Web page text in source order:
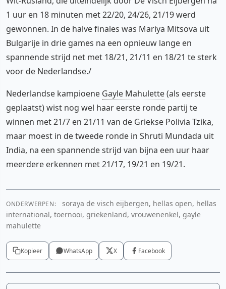
1 uur en 18 minuten met 22/20, 24/26, 21/19 werd
gewonnen. In de halve finales was Mariya Mitsova uit
Bulgarije in drie games na een opnieuw lange en
spannende strijd net met 18/21, 21/11 en 18/21 te sterk
voor de Nederlandse./
Nederlandse kampioene Gayle Mahulette(als eerste
geplaatst) wist nog wel haar eerste ronde partij te
winnen met 21/7 en 21/11 van de Griekse Polivia Tzika,
maar moest in de tweede ronde in Shruti Mundada uit
India, na een spannende strijd van bijna een uur haar
meerdere erkennen met 21/17, 19/21 en 19/21.
ONDERWERPEN:
soraya de visch eijbergen, hellas open, hellas
international, toernooi, griekenland, vrouwenenkel, gayle
mahulette
Kopieer WhatsApp X Facebook